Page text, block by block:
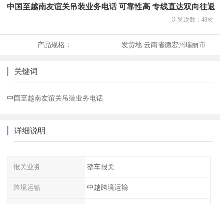
中国至越南友谊关吊装业务电话 可靠性高 专线直达双向往返
浏览次数： 48次
产品规格： 发货地:云南省德宏州瑞丽市
关键词
中国至越南友谊关吊装业务电话
详细说明
报关业务 整车报关
跨境运输 中越跨境运输